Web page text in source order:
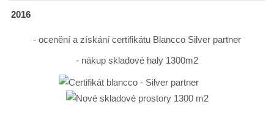
2016
- ocenění a získání certifikátu Blancco Silver partner
- nákup skladové haly 1300m2